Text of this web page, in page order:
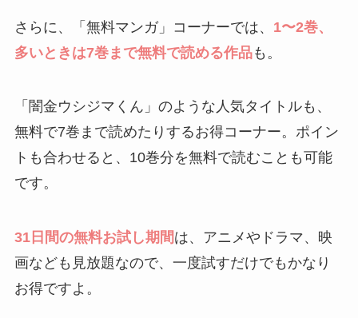
さらに、「無料マンガ」コーナーでは、 1〜2巻、
多いときは7巻まで無料で読める作品も。
「闇金ウシジマくん」のような人気タイトルも、
無料で7巻まで読めたりするお得コーナー。ポイン
トも合わせると、10巻分を無料で読むことも可能
です。
31日間の無料お試し期間は、アニメやドラマ、映
画なども見放題なので、一度試すだけでもかなり
お得ですよ。